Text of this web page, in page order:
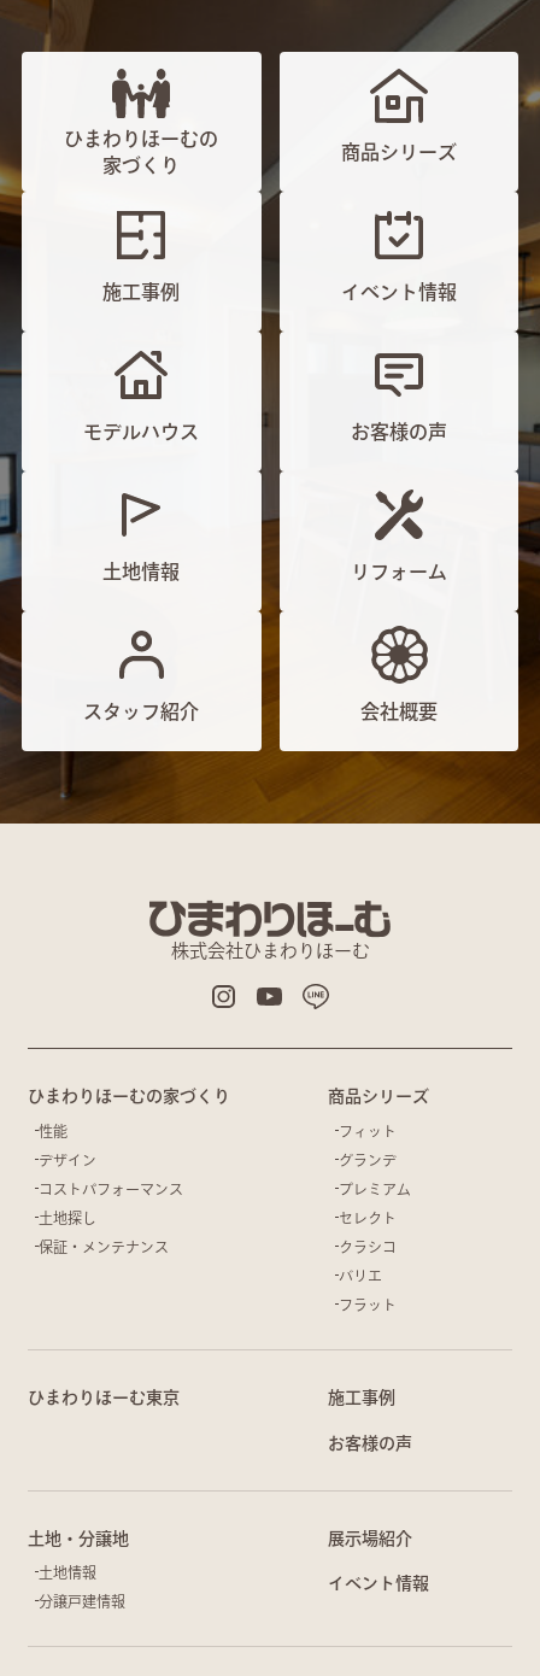
ひまわりほーむの
家づくり
商品シリーズ
施工事例 イベント情報
モデルハウス お客様の声
土地情報 リフォーム
スタッフ紹介 会社概要
株式会社ひまわりほーむ
ひまわりほーむの家づくり
性能
デザイン
コストパフォーマンス
土地探し
保証・メンテナンス
商品シリーズ
フィット
グランデ
プレミアム
セレクト
クラシコ
バリエ
フラット
ひまわりほーむ東京 施工事例
お客様の声
土地・分譲地
土地情報
分譲戸建情報
展示場紹介
イベント情報